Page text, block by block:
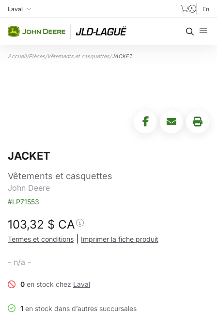
Aller au contenu
Ma succursale
Laval En
Accueil/Pièces/Vêtements et casquettes/JACKET
JACKET
Vêtements et casquettes
John Deere
#LP71553
103,32 $ CA
Termes et conditions Imprimer la fiche produit
- n/a -
0 en stock chez Laval
1 en stock dans d’autres succursales